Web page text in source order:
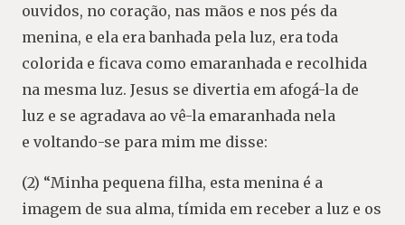
ouvidos, no coração, nas mãos e nos pés da
menina, e ela era banhada pela luz, era toda
colorida e ficava como emaranhada e recolhida
na mesma luz. Jesus se divertia em afogá-la de
luz e se agradava ao vê-la emaranhada nela
e voltando-se para mim me disse:
(2) “Minha pequena filha, esta menina é a
imagem de sua alma, tímida em receber a luz e os